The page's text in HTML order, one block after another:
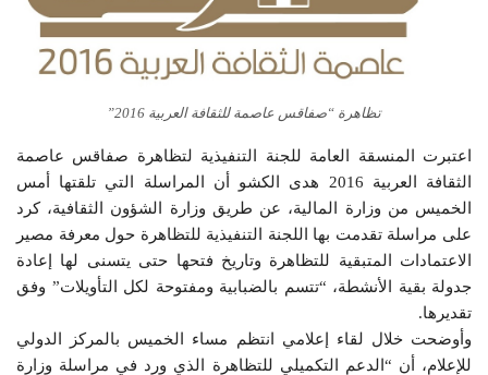
تظاهرة “صفاقس عاصمة للثقافة العربية 2016”
اعتبرت المنسقة العامة للجنة التنفيذية لتظاهرة صفاقس عاصمة
الثقافة العربية 2016 هدى الكشو أن المراسلة التي تلقتها أمس
الخميس من وزارة المالية، عن طريق وزارة الشؤون الثقافية، كرد
على مراسلة تقدمت بها اللجنة التنفيذية للتظاهرة حول معرفة مصير
الاعتمادات المتبقية للتظاهرة وتاريخ فتحها حتى يتسنى لها إعادة
جدولة بقية الأنشطة، “تتسم بالضبابية ومفتوحة لكل التأويلات” وفق
تقديرها.
وأوضحت خلال لقاء إعلامي انتظم مساء الخميس بالمركز الدولي
للإعلام، أن “الدعم التكميلي للتظاهرة الذي ورد في مراسلة وزارة